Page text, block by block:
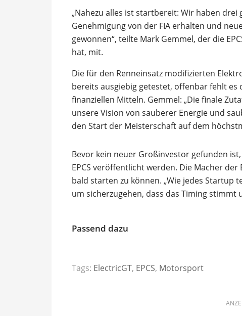
„Nahezu alles ist startbereit: Wir haben
Genehmigung von der FIA erhalten und
gewonnen“, teilte Mark Gemmel, der die
hat, mit.
Die für den Renneinsatz modifizierten
bereits ausgiebig getestet, offenbar fehlt es
finanziellen Mitteln. Gemmel: „Die finale
unsere Vision von sauberer Energie und
den Start der Meisterschaft auf dem
Bevor kein neuer Großinvestor gefunden
EPCS veröffentlicht werden. Die Macher
bald starten zu können. „Wie jedes Startup
um sicherzugehen, dass das Timing stimmt
Passend dazu
Tags: ElectricGT, EPCS, Motorsport